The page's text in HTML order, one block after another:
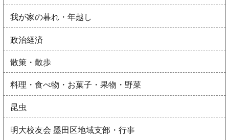
我が家の暮れ・年越し
政治経済
散策・散歩
料理・食べ物・お菓子・果物・野菜
昆虫
明大校友会 墨田区地域支部・行事